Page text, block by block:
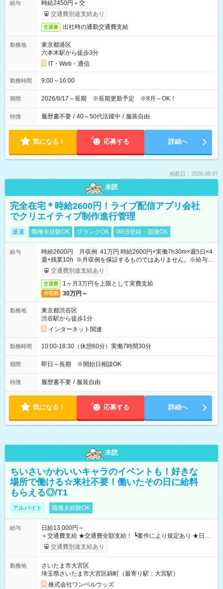
給与
時給2450円＋交
交通費別途支給あり
交通費 出社時の通勤交通費支給
勤務地
東京都港区
六本木駅から徒歩3分
IT・Web・通信
勤務時間 9:00～16:00
期間 2026/8/17～長期 ※長期更新予定 ※8月～OK！
特徴 履歴書不要 / 40～50代活躍中 / 服装自由
気になる！ 応募する 詳細へ
掲載日：2026.08.07
未読
完全在宅＊時給2600円！ライブ配信アプリ会社
でクリエイティブ制作進行管理
派遣 職種未経験OK ブランクOK WEB登録・面接OK
給与
時給2600円 月収例 41万円 時給2600円×実働7h30m×週5日×4
週+残業10h ※月収例を保証するものではありません。※給与即
受取りサービス利用可（利用条件有）
交通費別途支給あり
交通費 1ヶ月3万円を上限として実費支給
月収例 30万円～
勤務地
東京都渋谷区
渋谷駅から徒歩1分
インターネット関連
勤務時間 10:00-18:30（休憩60分）実働7時間30分
期間 即日～長期 ※開始日相談OK
特徴 履歴書不要 / 服装自由
気になる！ 応募する 詳細へ
未読
ちいさいかわいいキャラのイベントも！好きな
場所で働ける☆来社不要！働いたその日に給料
もらえる◎/T1
アルバイト 職種未経験OK
給与
日給13,000円～
＋交通費支給 ★交通費全額支給！ ┗案件により規定あり ★日払
いOK！（規定あり） ┗働いたその日に現金GET♪ お仕事後はコ
ンビニATMから 日払い分を引き落とせます！ 【試用期間】試
交通費別途支給あり
勤務地
さいたま市大宮区
埼玉県さいたま市大宮区錦町（最寄り駅：大宮駅）
株式会社ワンベルウッズ